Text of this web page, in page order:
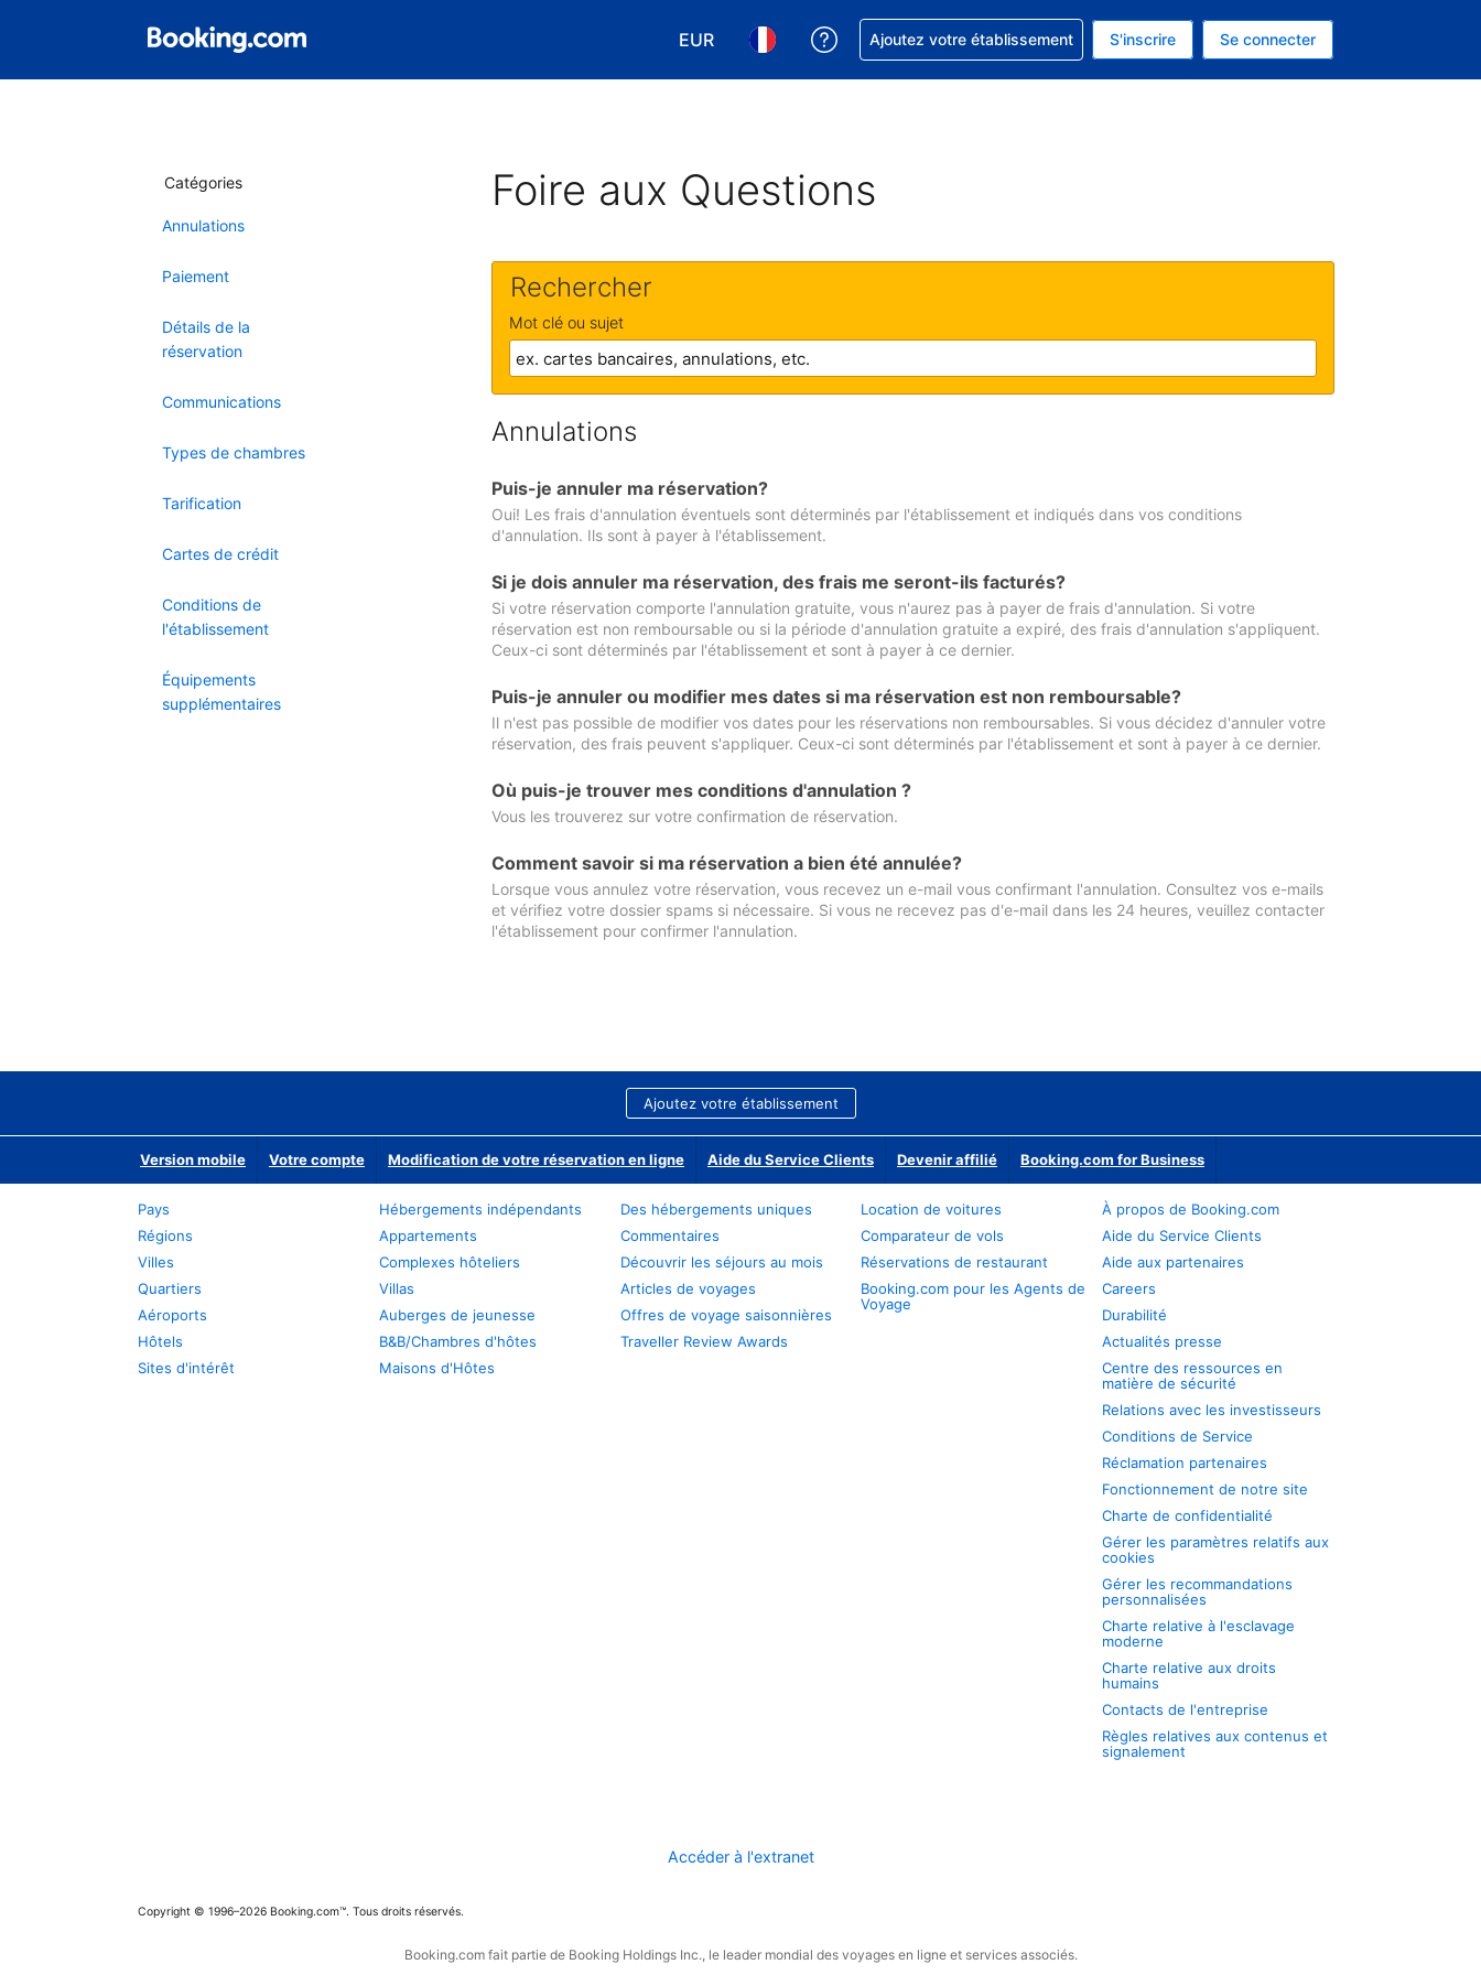
EUR
Choisissez votre devise. Votre devise actuelle est celle-ci : EUR.
Choisissez votre langue. Votre langue actuelle est celle-ci : Français.
Obtenez de l'aide concernant votre réservation
Ajoutez votre établissement S'inscrire Se connecter
Catégories
Annulations
Paiement
Détails de la
réservation
Communications
Types de chambres
Tarification
Cartes de crédit
Conditions de
l'établissement
Équipements
supplémentaires
Foire aux Questions
Rechercher
Mot clé ou sujet
Annulations
Puis-je annuler ma réservation?
Oui! Les frais d'annulation éventuels sont déterminés par l'établissement et indiqués dans vos conditions
d'annulation. Ils sont à payer à l'établissement.
Si je dois annuler ma réservation, des frais me seront-ils facturés?
Si votre réservation comporte l'annulation gratuite, vous n'aurez pas à payer de frais d'annulation. Si votre
réservation est non remboursable ou si la période d'annulation gratuite a expiré, des frais d'annulation s'appliquent.
Ceux-ci sont déterminés par l'établissement et sont à payer à ce dernier.
Puis-je annuler ou modifier mes dates si ma réservation est non remboursable?
Il n'est pas possible de modifier vos dates pour les réservations non remboursables. Si vous décidez d'annuler votre
réservation, des frais peuvent s'appliquer. Ceux-ci sont déterminés par l'établissement et sont à payer à ce dernier.
Où puis-je trouver mes conditions d'annulation ?
Vous les trouverez sur votre confirmation de réservation.
Comment savoir si ma réservation a bien été annulée?
Lorsque vous annulez votre réservation, vous recevez un e-mail vous confirmant l'annulation. Consultez vos e-mails
et vérifiez votre dossier spams si nécessaire. Si vous ne recevez pas d'e-mail dans les 24 heures, veuillez contacter
l'établissement pour confirmer l'annulation.
Ajoutez votre établissement
Version mobile Votre compte Modification de votre réservation en ligne Aide du Service Clients Devenir affilié Booking.com for Business
Pays
Régions
Villes
Quartiers
Aéroports
Hôtels
Sites d'intérêt
Hébergements indépendants
Appartements
Complexes hôteliers
Villas
Auberges de jeunesse
B&B/Chambres d'hôtes
Maisons d'Hôtes
Des hébergements uniques
Commentaires
Découvrir les séjours au mois
Articles de voyages
Offres de voyage saisonnières
Traveller Review Awards
Location de voitures
Comparateur de vols
Réservations de restaurant
Booking.com pour les Agents de
Voyage
À propos de Booking.com
Aide du Service Clients
Aide aux partenaires
Careers
Durabilité
Actualités presse
Centre des ressources en
matière de sécurité
Relations avec les investisseurs
Conditions de Service
Réclamation partenaires
Fonctionnement de notre site
Charte de confidentialité
Gérer les paramètres relatifs aux
cookies
Gérer les recommandations
personnalisées
Charte relative à l'esclavage
moderne
Charte relative aux droits
humains
Contacts de l'entreprise
Règles relatives aux contenus et
signalement
Accéder à l'extranet
Copyright © 1996–2026 Booking.com™. Tous droits réservés.
Booking.com fait partie de Booking Holdings Inc., le leader mondial des voyages en ligne et services associés.